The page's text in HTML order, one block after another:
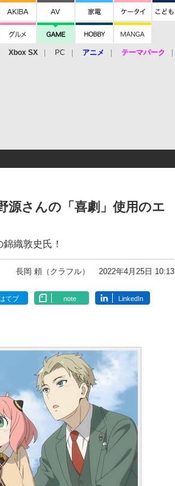
Xbox SX PC アニメ テーマパーク
源さんの「喜劇」使用のエ
織敦史氏！
長岡 頼（クラフル） 2022年4月25日 10:13
てブ note LinkedIn